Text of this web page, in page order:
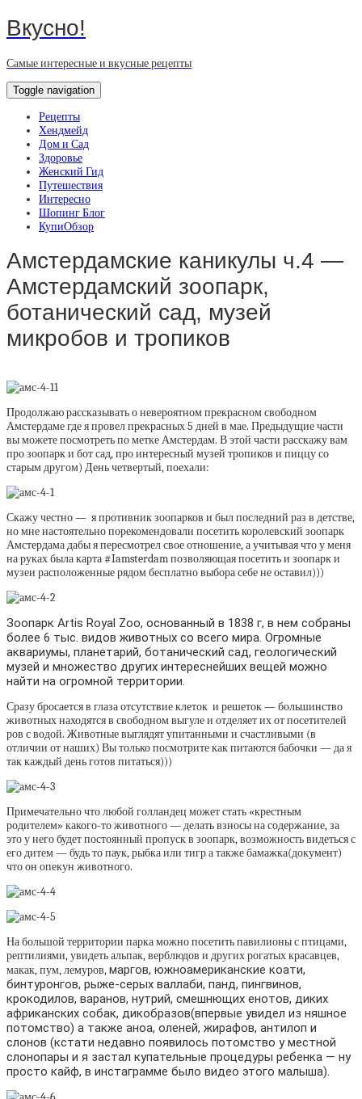
Вкусно!
Самые интересные и вкусные рецепты
Toggle navigation
Рецепты
Хендмейд
Дом и Сад
Здоровье
Женский Гид
Путешествия
Интересно
Шопинг Блог
КупиОбзор
Амстердамские каникулы ч.4 —
Амстердамский зоопарк,
ботанический сад, музей
микробов и тропиков
Продолжаю рассказывать о невероятном прекрасном свободном
Амстердаме где я провел прекрасных 5 дней в мае. Предыдущие части
вы можете посмотреть по метке Амстердам. В этой части расскажу вам
про зоопарк и бот сад, про интересный музей тропиков и пиццу со
старым другом) День четвертый, поехали:
Скажу честно — я противник зоопарков и был последний раз в детстве,
но мне настоятельно порекомендовали посетить королевский зоопарк
Амстердама дабы я пересмотрел свое отношение, а учитывая что у меня
на руках была карта #Iamsterdam позволяющая посетить и зоопарк и
музеи расположенные рядом бесплатно выбора себе не оставил)))
Зоопарк Artis Royal Zoo, основанный в 1838 г, в нем собраны
более 6 тыс. видов животных со всего мира. Огромные
аквариумы, планетарий, ботанический сад, геологический
музей и множество других интереснейших вещей можно
найти на огромной территории.
Сразу бросается в глаза отсутствие клеток и решеток — большинство
животных находятся в свободном выгуле и отделяет их от посетителей
ров с водой. Животные выглядят упитанными и счастливыми (в
отличии от наших) Вы только посмотрите как питаются бабочки — да я
так каждый день готов питаться)))
Примечательно что любой голландец может стать «крестным
родителем» какого-то животного — делать взносы на содержание, за
это у него будет постоянный пропуск в зоопарк, возможность видеться с
его дитем — будь то паук, рыбка или тигр а также бамажка(документ)
что он опекун животного.
На большой территории парка можно посетить павилионы с птицами,
рептилиями, увидеть альпак, верблюдов и других рогатых красавцев,
макак, пум, лемуров,маргов, южноамериканские коати,
бинтуронгов, рыже-серых валлаби, панд, пингвинов,
крокодилов, варанов, нутрий, смешнющих енотов, диких
африканских собак, дикобразов(впервые увидел из няшное
потомство) а также аноа, оленей, жирафов, антилоп и
слонов (кстати недавно появилось потомство у местной
слонопары и я застал купательные процедуры ребенка — ну
просто кайф, в инстаграмме было видео этого малыша).